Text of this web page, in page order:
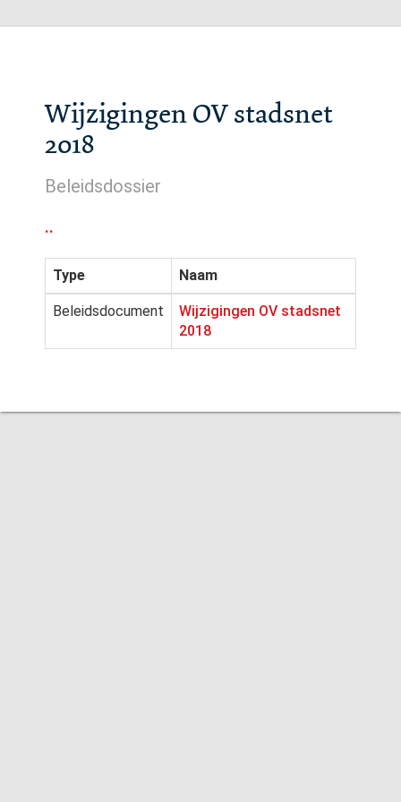
Wijzigingen OV stadsnet
2018
Beleidsdossier
..
Type Naam
Beleidsdocument
Wijzigingen OV stadsnet
2018